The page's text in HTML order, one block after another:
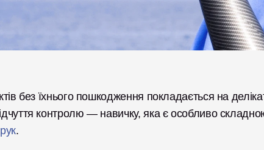
без їхнього пошкодження покладається на
.